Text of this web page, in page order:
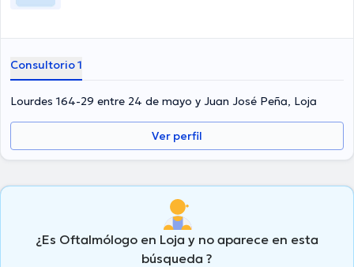
Consultorio 1
Lourdes 164-29 entre 24 de mayo y Juan José Peña, Loja
Ver perfil
¿Es Oftalmólogo en Loja y no aparece en esta
búsqueda ?